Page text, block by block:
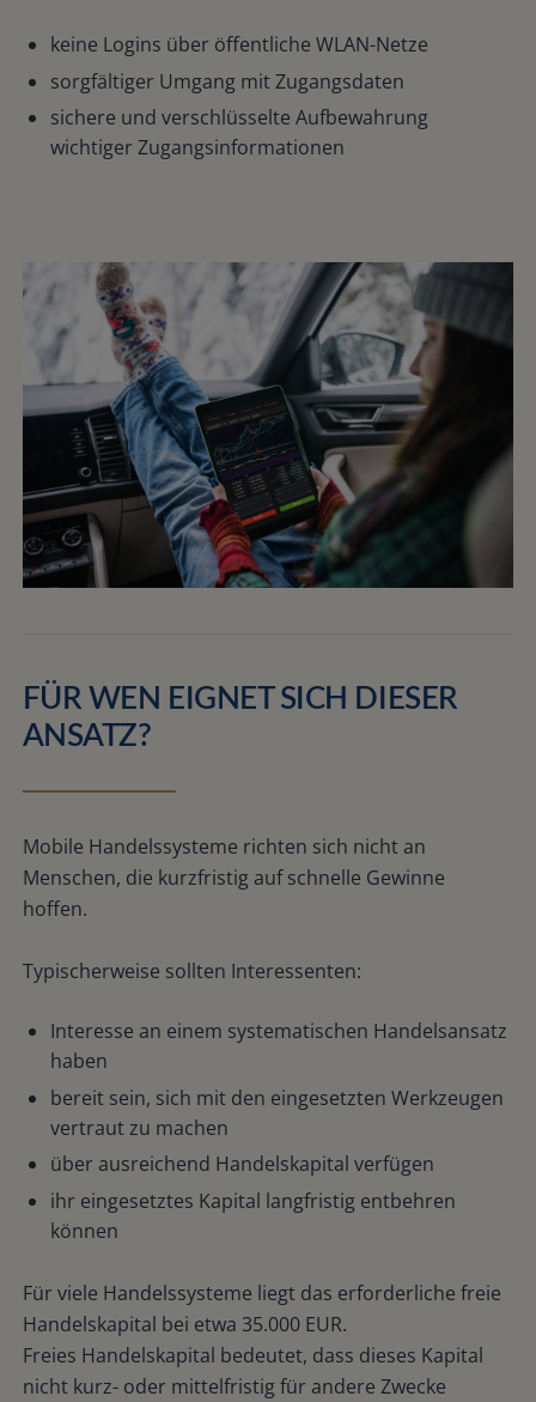
keine Logins über öffentliche WLAN-Netze
sorgfältiger Umgang mit Zugangsdaten
sichere und verschlüsselte Aufbewahrung
wichtiger Zugangsinformationen
FÜR WEN EIGNET SICH DIESER
ANSATZ?
Mobile Handelssysteme richten sich nicht an
Menschen, die kurzfristig auf schnelle Gewinne
hoffen.
Typischerweise sollten Interessenten:
Interesse an einem systematischen Handelsansatz
haben
bereit sein, sich mit den eingesetzten Werkzeugen
vertraut zu machen
über ausreichend Handelskapital verfügen
ihr eingesetztes Kapital langfristig entbehren
können
Für viele Handelssysteme liegt das erforderliche freie
Handelskapital bei etwa 35.000 EUR.
Freies Handelskapital bedeutet, dass dieses Kapital
nicht kurz- oder mittelfristig für andere Zwecke